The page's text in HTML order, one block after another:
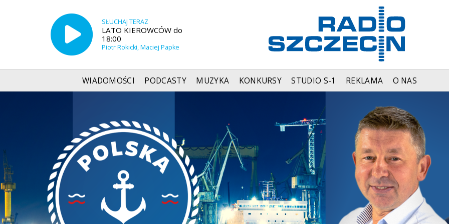
SŁUCHAJ TERAZ
LATO KIEROWCÓW do
18:00
Piotr Rokicki, Maciej Papke
WIADOMOŚCI PODCASTY MUZYKA KONKURSY STUDIO S-1 REKLAMA O NAS